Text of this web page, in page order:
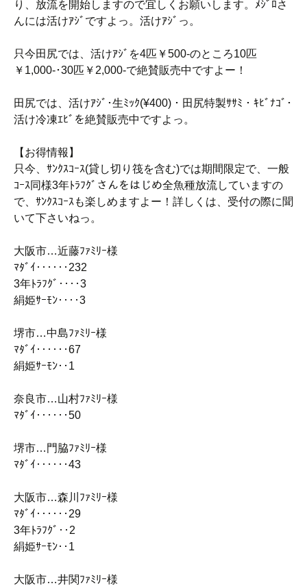
り、放流を開始しますので宜しくお願いします。ﾒｼﾞﾛさ
んには活けｱｼﾞですよっ。活けｱｼﾞっ。
只今田尻では、活けｱｼﾞを4匹￥500-のところ10匹
￥1,000-･30匹￥2,000-で絶賛販売中ですよー！
田尻では、活けｱｼﾞ･生ﾐｯｸ(¥400)・田尻特製ｻｻﾐ・ｷﾋﾞﾅｺﾞ･
活け冷凍ｴﾋﾞを絶賛販売中ですよっ。
【お得情報】
只今、ｻﾝｸｽｺｰｽ(貸し切り筏を含む)では期間限定で、一般
ｺｰｽ同様3年ﾄﾗﾌｸﾞさんをはじめ全魚種放流していますの
で、ｻﾝｸｽｺｰｽも楽しめますよー！詳しくは、受付の際に聞
いて下さいねっ。
大阪市…近藤ﾌｧﾐﾘｰ様
ﾏﾀﾞｲ‥‥‥232
3年ﾄﾗﾌｸﾞ‥‥3
絹姫ｻｰﾓﾝ‥‥3
堺市…中島ﾌｧﾐﾘｰ様
ﾏﾀﾞｲ‥‥‥67
絹姫ｻｰﾓﾝ‥1
奈良市…山村ﾌｧﾐﾘｰ様
ﾏﾀﾞｲ‥‥‥50
堺市…門脇ﾌｧﾐﾘｰ様
ﾏﾀﾞｲ‥‥‥43
大阪市…森川ﾌｧﾐﾘｰ様
ﾏﾀﾞｲ‥‥‥29
3年ﾄﾗﾌｸﾞ‥2
絹姫ｻｰﾓﾝ‥1
大阪市…井関ﾌｧﾐﾘｰ様